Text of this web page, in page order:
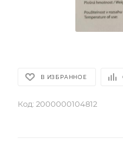
В ИЗБРАННОЕ
Код: 2000000104812